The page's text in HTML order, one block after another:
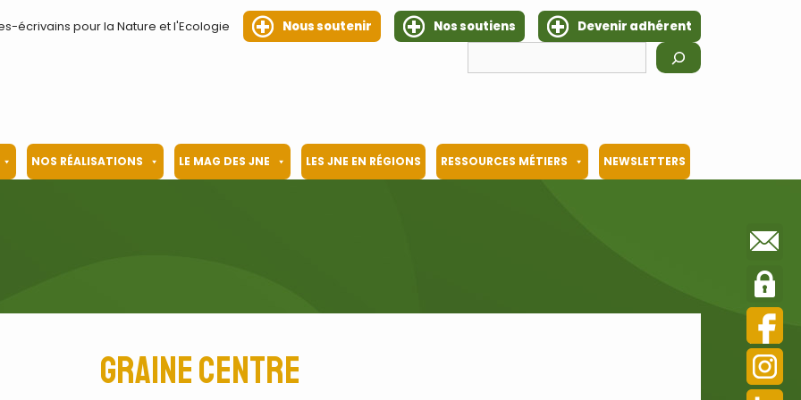
écrivains pour la Nature et l'Ecologie Nous soutenir Nos soutiens
Devenir adhérent
NOS RÉALISATIONS LE MAG DES JNE LES JNE EN RÉGIONS RESSOURCES MÉTIERS NEWSLETTERS
Graine Centre